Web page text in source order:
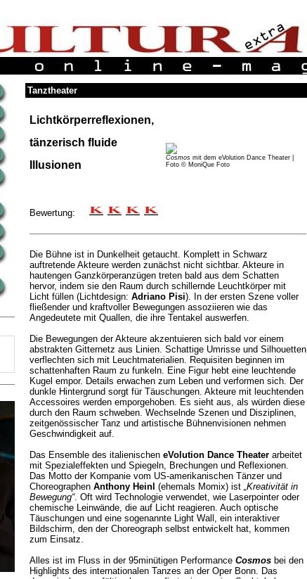
Tanztheater
Lichtkörperreflexionen,
tänzerisch fluide
Illusionen
Cosmosmit dem eVolution Dance Theater |
Foto © MoniQue Foto
Bewertung:
Die Bühne ist in Dunkelheit getaucht. Komplett in Schwarz
auftretende Akteure werden zunächst nicht sichtbar. Akteure in
hautengen Ganzkörperanzügen treten bald aus dem Schatten
hervor, indem sie den Raum durch schillernde Leuchtkörper mit
Licht füllen (Lichtdesign: Adriano Pisi). In der ersten Szene voller
fließender und kraftvoller Bewegungen assoziieren wie das
Angedeutete mit Quallen, die ihre Tentakel auswerfen.
Die Bewegungen der Akteure akzentuieren sich bald vor einem
abstrakten Gitternetz aus Linien. Schattige Umrisse und Silhouetten
verflechten sich mit Leuchtmaterialien. Requisiten beginnen im
schattenhaften Raum zu funkeln. Eine Figur hebt eine leuchtende
Kugel empor. Details erwachen zum Leben und verformen sich. Der
dunkle Hintergrund sorgt für Täuschungen. Akteure mit leuchtenden
Accessoires werden emporgehoben. Es sieht aus, als würden diese
durch den Raum schweben. Wechselnde Szenen und Disziplinen,
zeitgenössischer Tanz und artistische Bühnenvisionen nehmen
Geschwindigkeit auf.
Das Ensemble des italienischen eVolution Dance Theaterarbeitet
mit Spezialeffekten und Spiegeln, Brechungen und Reflexionen.
Das Motto der Kompanie vom US-amerikanischen Tänzer und
Choreographen Anthony Heinl (ehemals Momix) ist „Kreativität in
Bewegung“. Oft wird Technologie verwendet, wie Laserpointer oder
chemische Leinwände, die auf Licht reagieren. Auch optische
Täuschungen und eine sogenannte Light Wall, ein interaktiver
Bildschirm, den der Choreograph selbst entwickelt hat, kommen
zum Einsatz.
Alles ist im Fluss in der 95minütigen Performance Cosmosbei den
Highlights des internationalen Tanzes an der Oper Bonn. Das